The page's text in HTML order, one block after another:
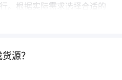
。根据实际需求选择合适的
源？